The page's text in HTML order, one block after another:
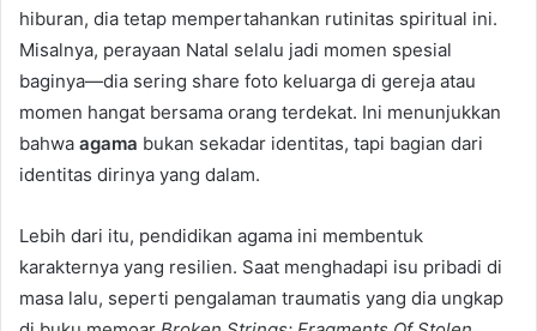
hiburan, dia tetap mempertahankan rutinitas spiritual ini.
Misalnya, perayaan Natal selalu jadi momen spesial
baginya—dia sering share foto keluarga di gereja atau
momen hangat bersama orang terdekat. Ini menunjukkan
bahwa agama bukan sekadar identitas, tapi bagian dari
identitas dirinya yang dalam.
Lebih dari itu, pendidikan agama ini membentuk
karakternya yang resilien. Saat menghadapi isu pribadi di
masa lalu, seperti pengalaman traumatis yang dia ungkap